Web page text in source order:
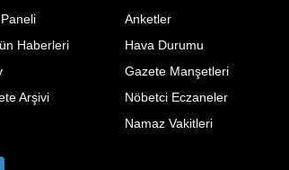
Haberleri
Arşivi
Anketler
Hava Durumu
Gazete Manşetleri
Nöbetci Eczaneler
Namaz Vakitleri